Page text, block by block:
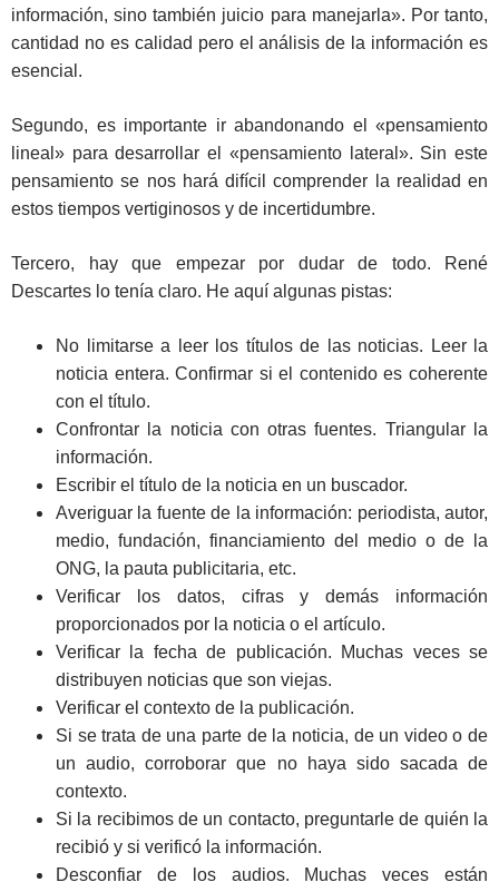
información, sino también juicio para manejarla». Por tanto,
cantidad no es calidad pero el análisis de la información es
esencial.
Segundo, es importante ir abandonando el «pensamiento
lineal» para desarrollar el «pensamiento lateral». Sin este
pensamiento se nos hará difícil comprender la realidad en
estos tiempos vertiginosos y de incertidumbre.
Tercero, hay que empezar por dudar de todo. René
Descartes lo tenía claro. He aquí algunas pistas:
No limitarse a leer los títulos de las noticias. Leer la
noticia entera. Confirmar si el contenido es coherente
con el título.
Confrontar la noticia con otras fuentes. Triangular la
información.
Escribir el título de la noticia en un buscador.
Averiguar la fuente de la información: periodista, autor,
medio, fundación, financiamiento del medio o de la
ONG, la pauta publicitaria, etc.
Verificar los datos, cifras y demás información
proporcionados por la noticia o el artículo.
Verificar la fecha de publicación. Muchas veces se
distribuyen noticias que son viejas.
Verificar el contexto de la publicación.
Si se trata de una parte de la noticia, de un video o de
un audio, corroborar que no haya sido sacada de
contexto.
Si la recibimos de un contacto, preguntarle de quién la
recibió y si verificó la información.
Desconfiar de los audios. Muchas veces están